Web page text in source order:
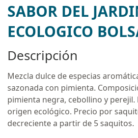
SABOR DEL
ECOLOGICO
Descripción
Mezcla dulce de especias
sazonada con pimienta.
pimienta negra, cebollino y perejil.
origen ecológico. Precio por
decreciente a partir de 5 saquitos.